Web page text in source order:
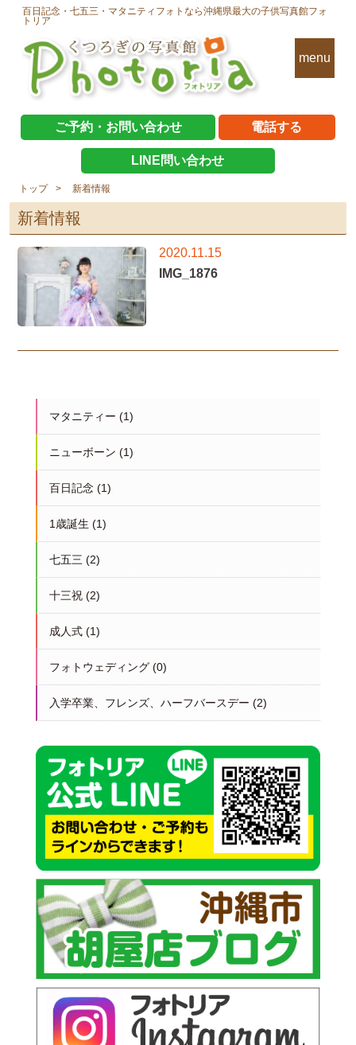
百日記念・七五三・マタニティフォトなら沖縄県最大の子供写真館フォ
トリア
menu
ご予約・お問い合わせ 電話する
LINE問い合わせ
トップ 新着情報
新着情報
2020.11.15
IMG_1876
マタニティー (1)
ニューボーン (1)
百日記念 (1)
1歳誕生 (1)
七五三 (2)
十三祝(2)
成人式(1)
フォトウェディング(0)
入学卒業、フレンズ、ハーフバースデー (2)